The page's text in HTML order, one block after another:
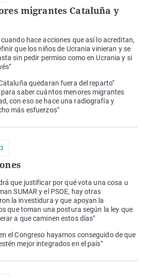
migrantes Cataluña y
hace acciones que así lo acreditan,
que los niños de Ucrania vinieran y se
sin pedir permiso como en Ucrania y si
quedaran fuera del reparto"
saber cuántos menores migrantes
con eso se hace una radiografía y
más esfuerzos"
que justificar por qué vota una cosa u
SUMAR y el PSOE, hay otras
la investidura y que apoyan la
que toman una postura según la ley que
a que caminen estos días"
el Congreso hayamos conseguido de que
mejor integrados en el país"